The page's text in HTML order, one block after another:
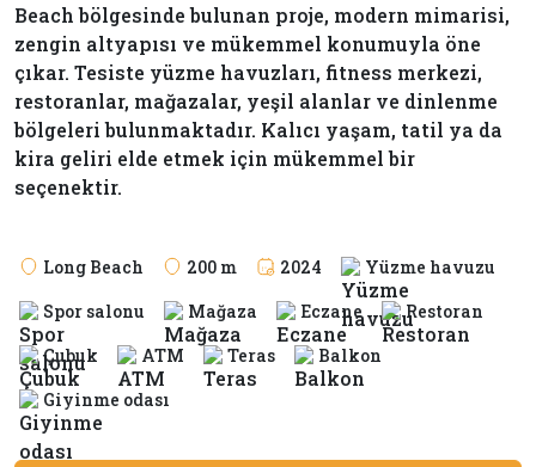
Beach bölgesinde bulunan proje, modern mimarisi,
zengin altyapısı ve mükemmel konumuyla öne
çıkar. Tesiste yüzme havuzları, fitness merkezi,
restoranlar, mağazalar, yeşil alanlar ve dinlenme
bölgeleri bulunmaktadır. Kalıcı yaşam, tatil ya da
kira geliri elde etmek için mükemmel bir
seçenektir.
Long Beach 200 m 2024
Yüzme havuzu
Spor salonu
Mağaza Eczane
Restoran
Çubuk
ATM Teras
Balkon
Giyinme odası